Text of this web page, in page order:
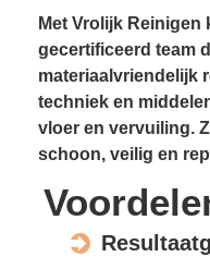
Met Vrolijk Reinigen
gecertificeerd team
materiaalvriendelijk
techniek en
vloer en vervuiling.
schoon, veilig en